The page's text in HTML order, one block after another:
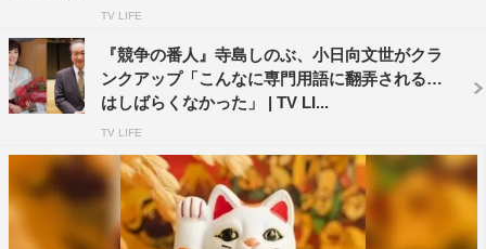
番組情報
『競争の番人』
フジテレビ系
毎週月曜 午後9時〜9時54分
公式HP：
https://www.fujitv.co.jp/kyosonobannin/
公式Twitter：@kyoso_fujitv
TV LIFE
『競争の番人』寺島しのぶ、小日向文世がクラ
ンクアップ「こんなに専門用語に翻弄されるの
はしばらくなかった」 | TV LI...
TV LIFE